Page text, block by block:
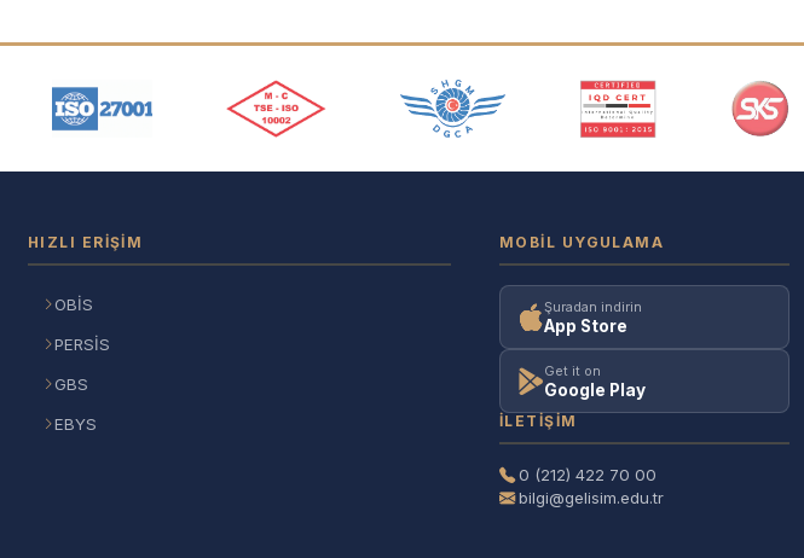
HIZLI ERIŞIM
OBİS
PERSİS
GBS
EBYS
MOBIL UYGULAMA
Şuradan indirin
App Store
Get it on
Google Play
İLETIŞIM
0 (212) 422 70 00
bilgi@gelisim.edu.tr